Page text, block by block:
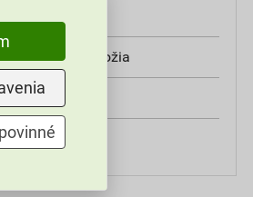
hrebeňa / nárožia